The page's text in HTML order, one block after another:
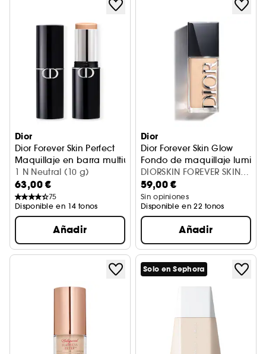
Dior
Dior Forever Skin Perfect
Maquillaje en barra multiuso, hidratación 24 horas
1 N Neutral (10 g)
63,00 €
75
Disponible en 14 tonos
Añadir
Dior
Dior Forever Skin Glow
Fondo de maquillaje
DIORSKIN FOREVER SKIN
GLW 0N
59,00 €
Sin opiniones
Disponible en 22 tonos
Añadir
Solo en Sephora